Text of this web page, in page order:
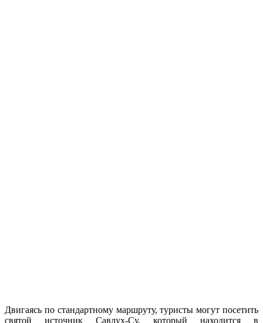
Двигаясь по стандартному маршруту, туристы могут посетить
святой источник Савлух-Су, который находится в